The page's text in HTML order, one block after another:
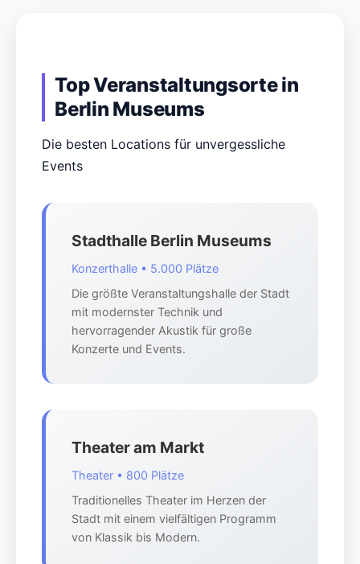
Top Veranstaltungsorte in
Berlin Museums
Die besten Locations für unvergessliche
Events
Stadthalle Berlin Museums
Konzerthalle • 5.000 Plätze
Die größte Veranstaltungshalle der Stadt
mit modernster Technik und
hervorragender Akustik für große
Konzerte und Events.
Theater am Markt
Theater • 800 Plätze
Traditionelles Theater im Herzen der
Stadt mit einem vielfältigen Programm
von Klassik bis Modern.